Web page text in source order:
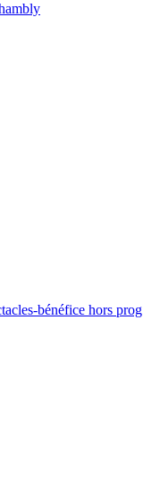
bénéfice hors prog